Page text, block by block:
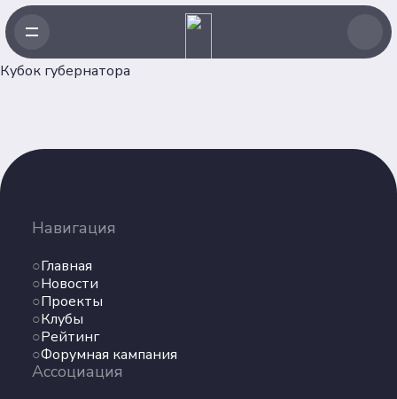
Кубок губернатора
Навигация
Главная
Новости
Проекты
Клубы
Рейтинг
Форумная кампания
Ассоциация
Главная
Новости
Проекты
Клубы
Рейтинг
Форумная кампания